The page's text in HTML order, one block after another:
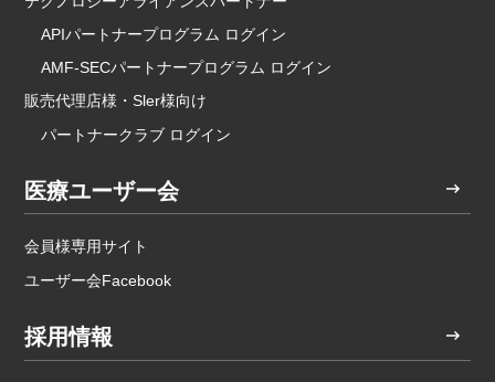
APIパートナープログラム ログイン
AMF-SECパートナープログラム ログイン
販売代理店様・Sler様向け
パートナークラブ ログイン
医療ユーザー会
会員様専用サイト
ユーザー会Facebook
採用情報